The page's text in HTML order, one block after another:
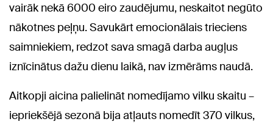
vairāk nekā 6000 eiro zaudējumu, neskaitot negūto
nākotnes peļņu. Savukārt emocionālais trieciens
saimniekiem, redzot sava smagā darba augļus
iznīcinātus dažu dienu laikā, nav izmērāms naudā.
Aitkopji aicina palielināt nomedījamo vilku skaitu –
iepriekšējā sezonā bija atļauts nomedīt 370 vilkus,